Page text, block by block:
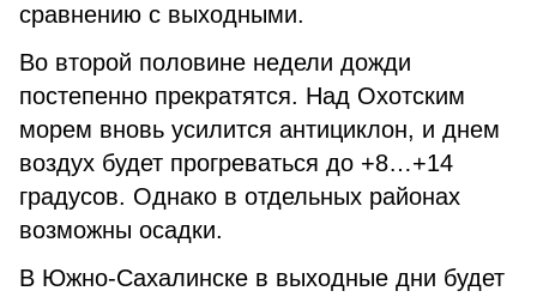
сравнению с выходными.
Во второй половине недели дожди
постепенно прекратятся. Над Охотским
морем вновь усилится антициклон, и днем
воздух будет прогреваться до +8…+14
градусов. Однако в отдельных районах
возможны осадки.
В Южно-Сахалинске в выходные дни будет